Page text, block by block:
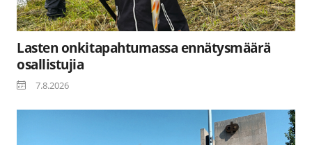
Lasten onkitapahtumassa ennätysmäärä
osallistujia
7.8.2026